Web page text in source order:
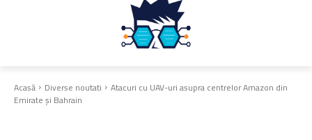
Acasă Diverse noutati Atacuri cu UAV-uri asupra centrelor Amazon din
Emirate și Bahrain